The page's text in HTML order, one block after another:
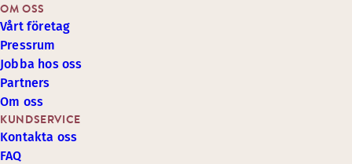
KUNDSERVICE
Kontakta oss
FAQ
OM OSS
Vårt företag
Pressrum
Jobba hos oss
Partners
Om oss